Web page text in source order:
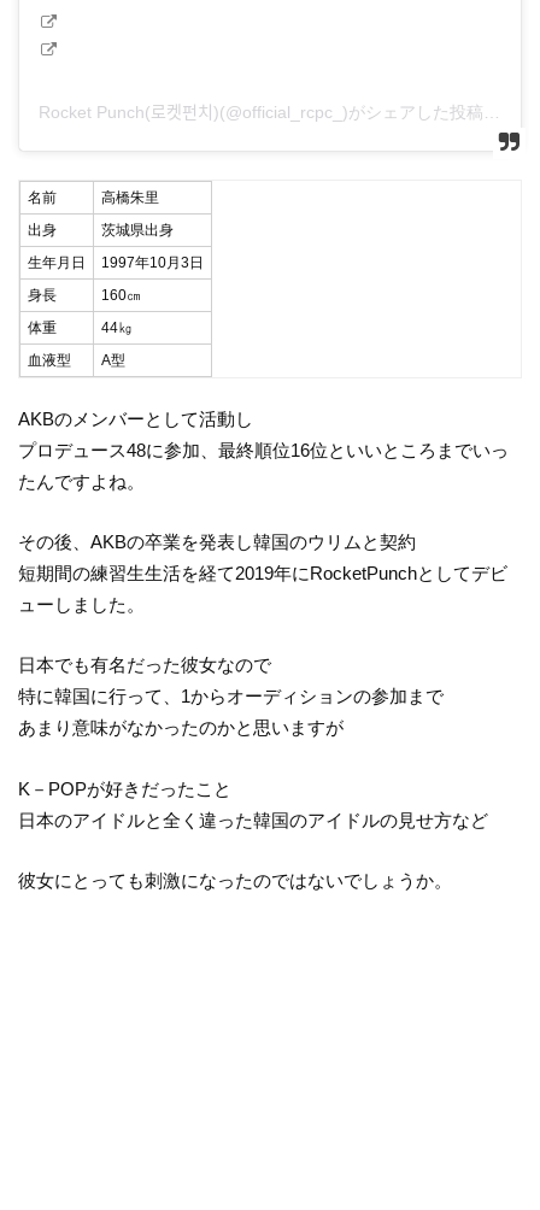
名前
高橋朱里
出身
茨城県出身
生年月日
1997年10月3日
身長
160㎝
体重
44㎏
血液型
A型
AKBのメンバーとして活動し
プロデュース48に参加、最終順位16位といいところまでいっ
たんですよね。
その後、AKBの卒業を発表し韓国のウリムと契約
短期間の練習生生活を経て2019年にRocketPunchとしてデビ
ューしました。
日本でも有名だった彼女なので
特に韓国に行って、1からオーディションの参加まで
あまり意味がなかったのかと思いますが
K－POPが好きだったこと
日本のアイドルと全く違った韓国のアイドルの見せ方など
彼女にとっても刺激になったのではないでしょうか。